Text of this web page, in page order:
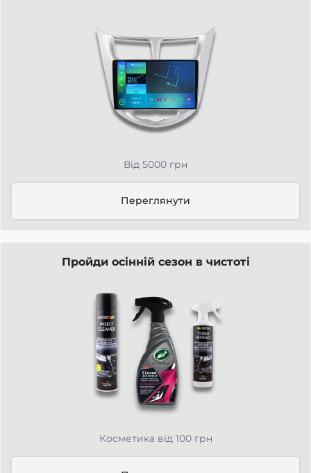
Від 5000 грн
Переглянути
Пройди осінній сезон в чистоті
Косметика від 100 грн